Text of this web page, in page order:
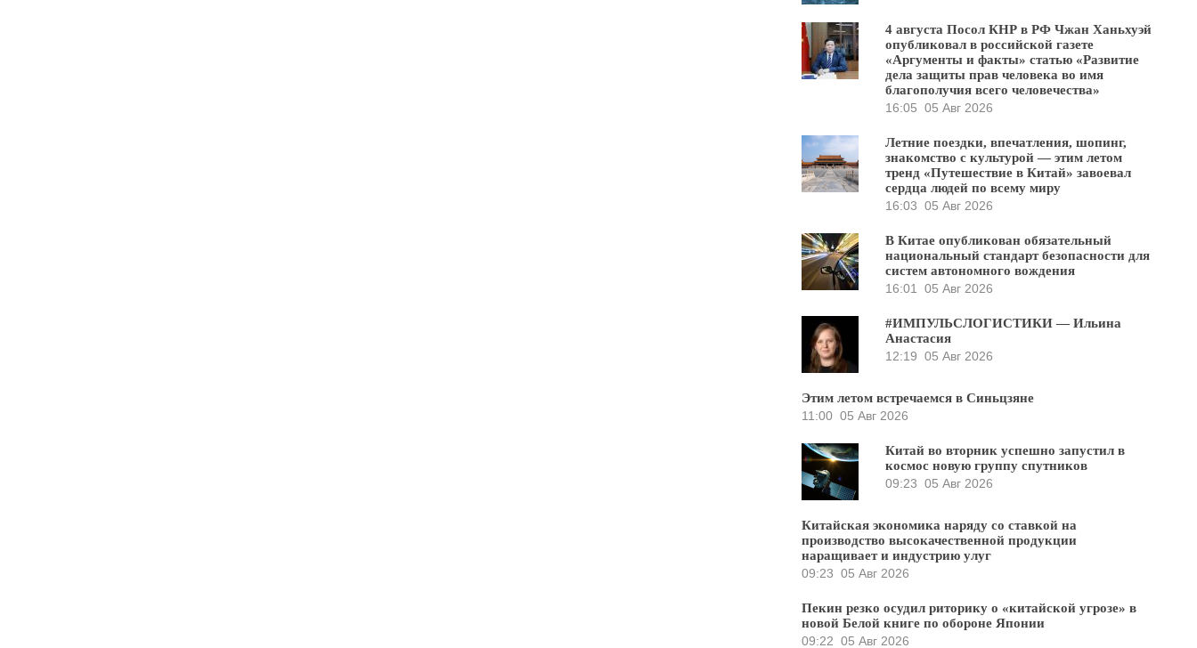
4 августа Посол КНР в РФ Чжан Ханьхуэй
опубликовал в российской газете
«Аргументы и факты» статью «Развитие
дела защиты прав человека во имя
благополучия всего человечества»
16:05 05 Авг 2026
Летние поездки, впечатления, шопинг,
знакомство с культурой — этим летом
тренд «Путешествие в Китай» завоевал
сердца людей по всему миру
16:03 05 Авг 2026
В Китае опубликован обязательный
национальный стандарт безопасности для
систем автономного вождения
16:01
05 Авг 2026
#ИМПУЛЬСЛОГИСТИКИ — Ильина
Анастасия
12:19 05 Авг 2026
Этим летом встречаемся в Синьцзяне
11:00 05 Авг 2026
Китай во вторник успешно запустил в
космос новую группу спутников
09:23 05 Авг 2026
Китайская экономика наряду со ставкой на
производство высокачественной продукции
наращивает и индустрию улуг
09:23 05 Авг 2026
Пекин резко осудил риторику о «китайской угрозе» в
новой Белой книге по обороне Японии
09:22 05 Авг 2026